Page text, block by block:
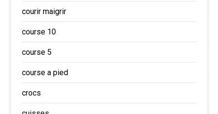
courir maigrir
course 10
course 5
course a pied
crocs